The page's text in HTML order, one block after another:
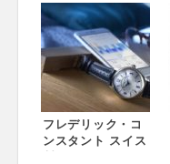
フレデリック・コ
ンスタント スイス